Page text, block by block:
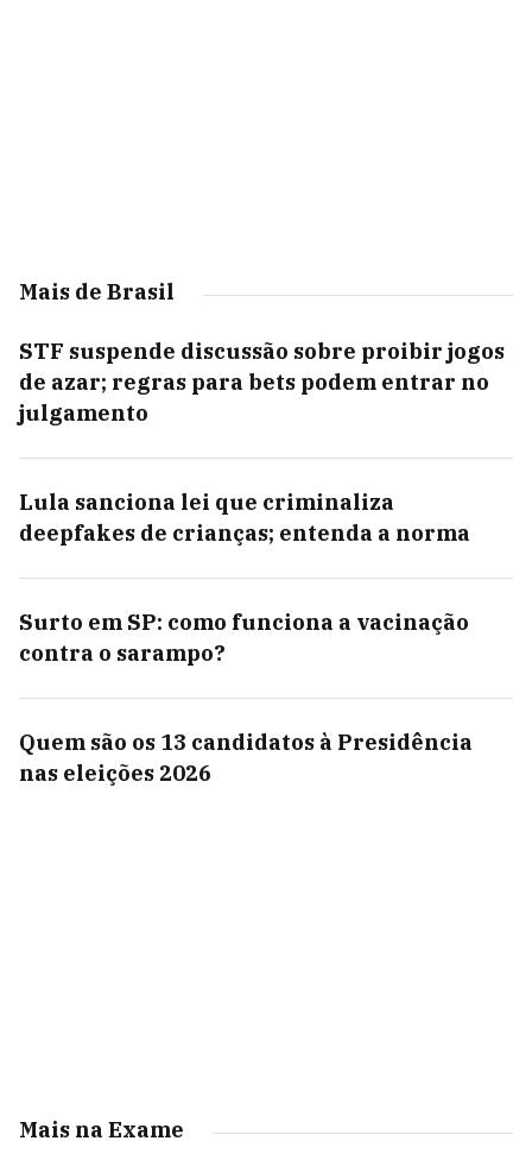
Mais de Brasil
STF suspende discussão sobre proibir jogos
de azar; regras para bets podem entrar no
julgamento
Lula sanciona lei que criminaliza
deepfakes de crianças; entenda a norma
Surto em SP: como funciona a vacinação
contra o sarampo?
Quem são os 13 candidatos à Presidência
nas eleições 2026
Mais na Exame